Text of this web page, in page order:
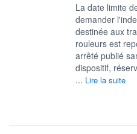
La date limite
demander
destinée aux
rouleurs est
arrêté publié
dispositif,
... Lire la suite